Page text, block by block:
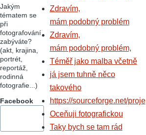
Jakým
tématem se
při
fotografování
zabýváte?
(akt, krajina,
portrét,
reportáž,
rodinná
fotografie...)
Facebook
Zdravím,
mám podobný problém
Zdravím,
mám podobný problém,
Téměř jako malba včetně
já jsem tuhně něco
takového
https://sourceforge.net/proje
Oceňuji fotografickou
Taky bych se tam rád